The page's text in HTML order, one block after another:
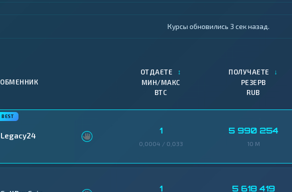
Курсы обновились 4 сек назад.
ОБМЕННИК
ОТДАЕТЕ ↕
МИН/МАКС
BTC
ПОЛУЧАЕТЕ ↓
РЕЗЕРВ
RUB
Legacy24 1
0,0004 / 0,033
5 990 254
10 M
1 5 618 419